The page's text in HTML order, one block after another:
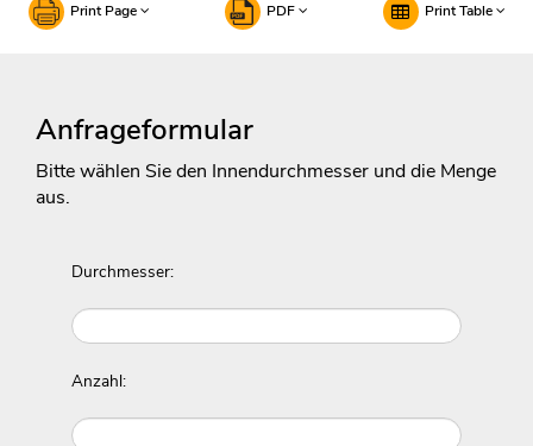
Print Page PDF Print Table
Anfrageformular
Bitte wählen Sie den Innendurchmesser und die Menge
aus.
Durchmesser:
Anzahl: